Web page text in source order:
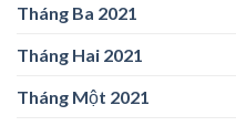
Tháng Ba 2021
Tháng Hai 2021
Tháng Một 2021